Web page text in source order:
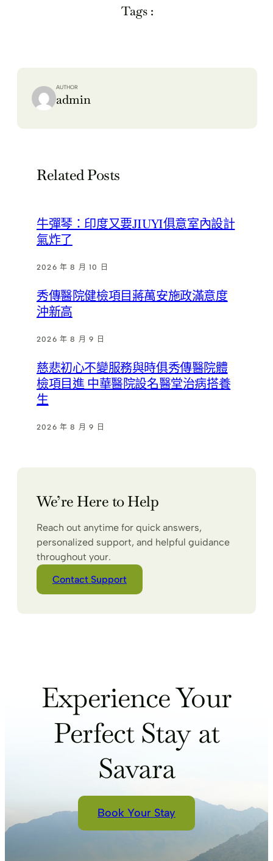
Tags :
AUTHOR
admin
Related Posts
牛彈琴：印度又要JIUYI俱意室內設計
氣炸了
2026 年 8 月 10 日
秀傳醫院健檢項目蔣萬安施政滿意度
沖新高
2026 年 8 月 9 日
慈悲初心不變服務與時俱秀傳醫院體
檢項目進 中華醫院設名醫堂治病搭養
生
2026 年 8 月 9 日
We’re Here to Help
Reach out anytime for quick answers,
personalized support, and helpful guidance
throughout your.
Contact Support
Experience Your
Perfect Stay at
Savara
Book Your Stay